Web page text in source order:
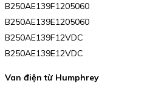
B250AE139F1205060
B250AE139E1205060
B250AE139F12VDC
B250AE139E12VDC
Van điện từ Humphrey